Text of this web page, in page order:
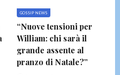
GOSSIP NEWS
“Nuove tensioni per
William: chi sarà il
grande assente al
pranzo di Natale?”